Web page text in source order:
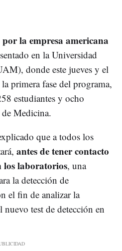
la empresa americana
en la Universidad
donde este jueves y el
primera fase del programa,
estudiantes y ocho
Medicina.
que a todos los
antes de tener contacto
los laboratorios, una
la detección de
el fin de analizar la
test de detección en